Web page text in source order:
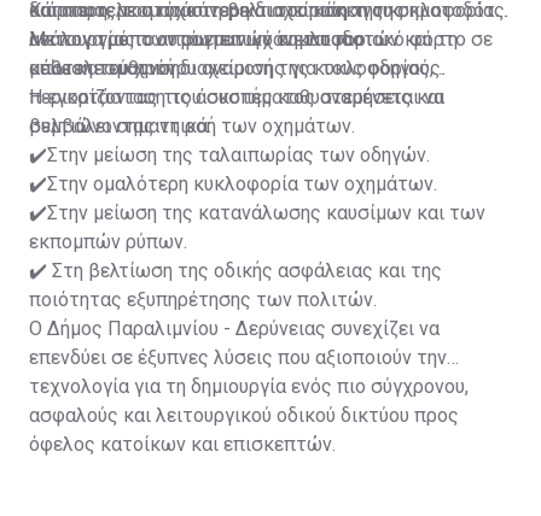
και αποτελεσματικότερη διαχείριση της κυκλοφορίας.
Κάππαρη, με στόχο τη βελτιστοποίηση της
λειτουργίας των φωτεινών σηματοδοτών και τη
μείωση του χρόνου αναμονής για τους οδηγούς.
διάρκειας του πράσινου και του κόκκινου σηματοδότη
ανάλογα με τον πραγματικό κυκλοφοριακό φόρτο σε
κάθε κατεύθυνση.
Με τον τρόπο αυτό επιτυγχάνεται πιο
αποτελεσματική διαχείριση της κυκλοφορίας,
περιορίζοντας τις άσκοπες καθυστερήσεις και
βελτιώνοντας τη ροή των οχημάτων.
Η εγκατάσταση του συστήματος αναμένεται να
συμβάλει σημαντικά:
✔️Στην μείωση της ταλαιπωρίας των οδηγών.
✔️Στην ομαλότερη κυκλοφορία των οχημάτων.
✔️Στην μείωση της κατανάλωσης καυσίμων και των
εκπομπών ρύπων.
✔️ Στη βελτίωση της οδικής ασφάλειας και της
ποιότητας εξυπηρέτησης των πολιτών.
Ο Δήμος Παραλιμνίου - Δερύνειας συνεχίζει να
επενδύει σε έξυπνες λύσεις που αξιοποιούν την
τεχνολογία για τη δημιουργία ενός πιο σύγχρονου,
ασφαλούς και λειτουργικού οδικού δικτύου προς
όφελος κατοίκων και επισκεπτών.